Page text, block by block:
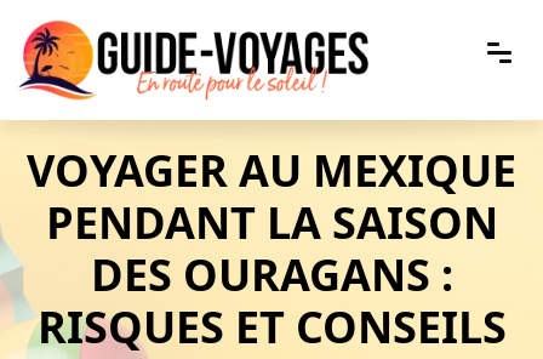
VOYAGER AU MEXIQUE
PENDANT LA SAISON
DES OURAGANS :
RISQUES ET CONSEILS